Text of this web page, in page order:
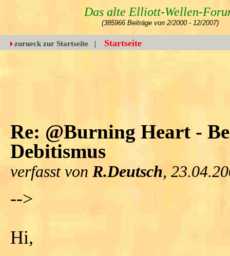
Das alte Elliott-Wellen-
(385966 Beiträge von 2/2000 - 12/2007)
zurueck zur Startseite | Startseite
Re: @Burning Heart -
Debitismus
verfasst von R.Deutsch,
-->
Hi,